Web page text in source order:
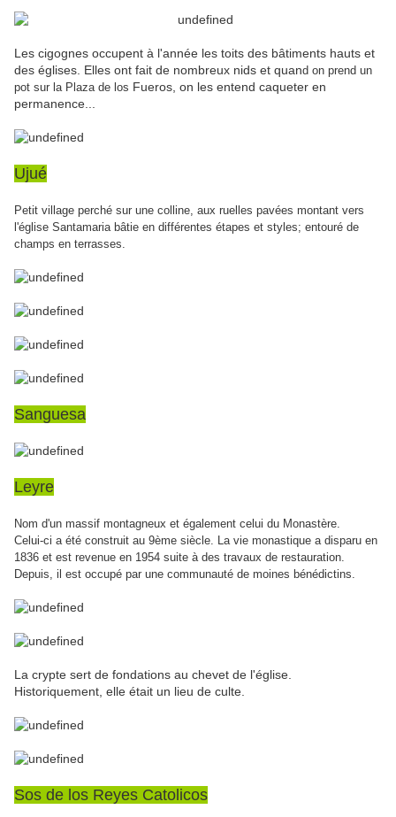
Les cigognes occupent à l'année les toits des bâtiments hauts et
des églises. Elles ont fait de nombreux nids et quand on prend un
pot sur la Plaza de los Fueros, on les entend caqueter en
permanence...
Ujué
Petit village perché sur une colline, aux ruelles pavées montant vers
l'église Santamaria bâtie en différentes étapes et styles; entouré de
champs en terrasses.
Sanguesa
Leyre
Nom d'un massif montagneux et également celui du Monastère.
Celui-ci a été construit au 9ème siècle. La vie monastique a disparu en
1836 et est revenue en 1954 suite à des travaux de restauration.
Depuis, il est occupé par une communauté de moines bénédictins.
La crypte sert de fondations au chevet de l'église.
Historiquement, elle était un lieu de culte.
Sos de los Reyes Catolicos